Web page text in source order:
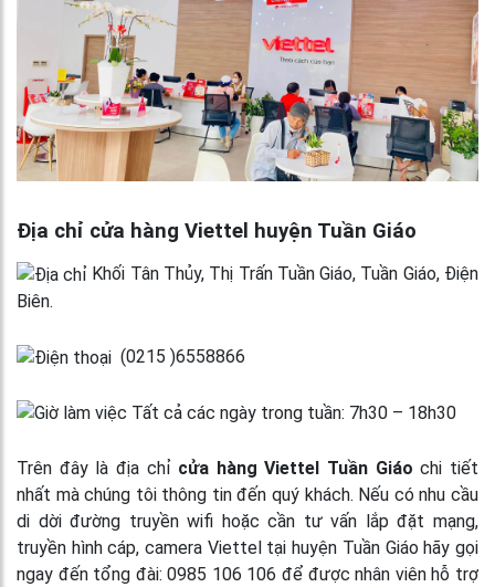
Địa chỉ cửa hàng Viettel huyện Tuần Giáo
Khối Tân Thủy, Thị Trấn Tuần Giáo, Tuần Giáo, Điện
Biên.
(0215 )6558866
Tất cả các ngày trong tuần: 7h30 – 18h30
Trên đây là địa chỉ cửa hàng Viettel Tuần Giáo chi tiết
nhất mà chúng tôi thông tin đến quý khách. Nếu có nhu cầu
di dời đường truyền wifi hoặc cần tư vấn lắp đặt mạng,
truyền hình cáp, camera Viettel tại huyện Tuần Giáo hãy gọi
ngay đến tổng đài: 0985 106 106 để được nhân viên hỗ trợ